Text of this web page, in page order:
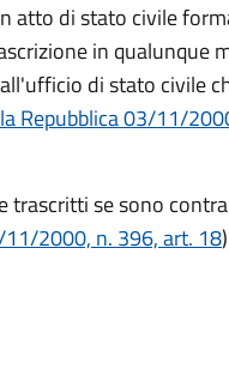
atto di stato civile
in qualunque
di stato civile
Repubblica 03/11/
trascritti se sono
2000, n. 396, art. 18